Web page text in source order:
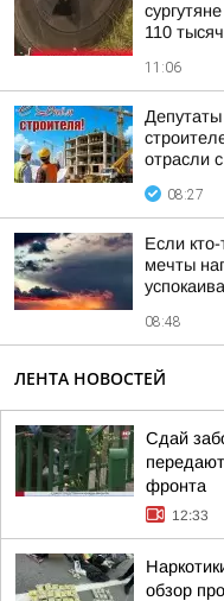
110
11:06
отрасли
08:27
Если
мечты
08:48
ЛЕНТА НОВОСТЕЙ
Сдай
фронта
12:33
обзор